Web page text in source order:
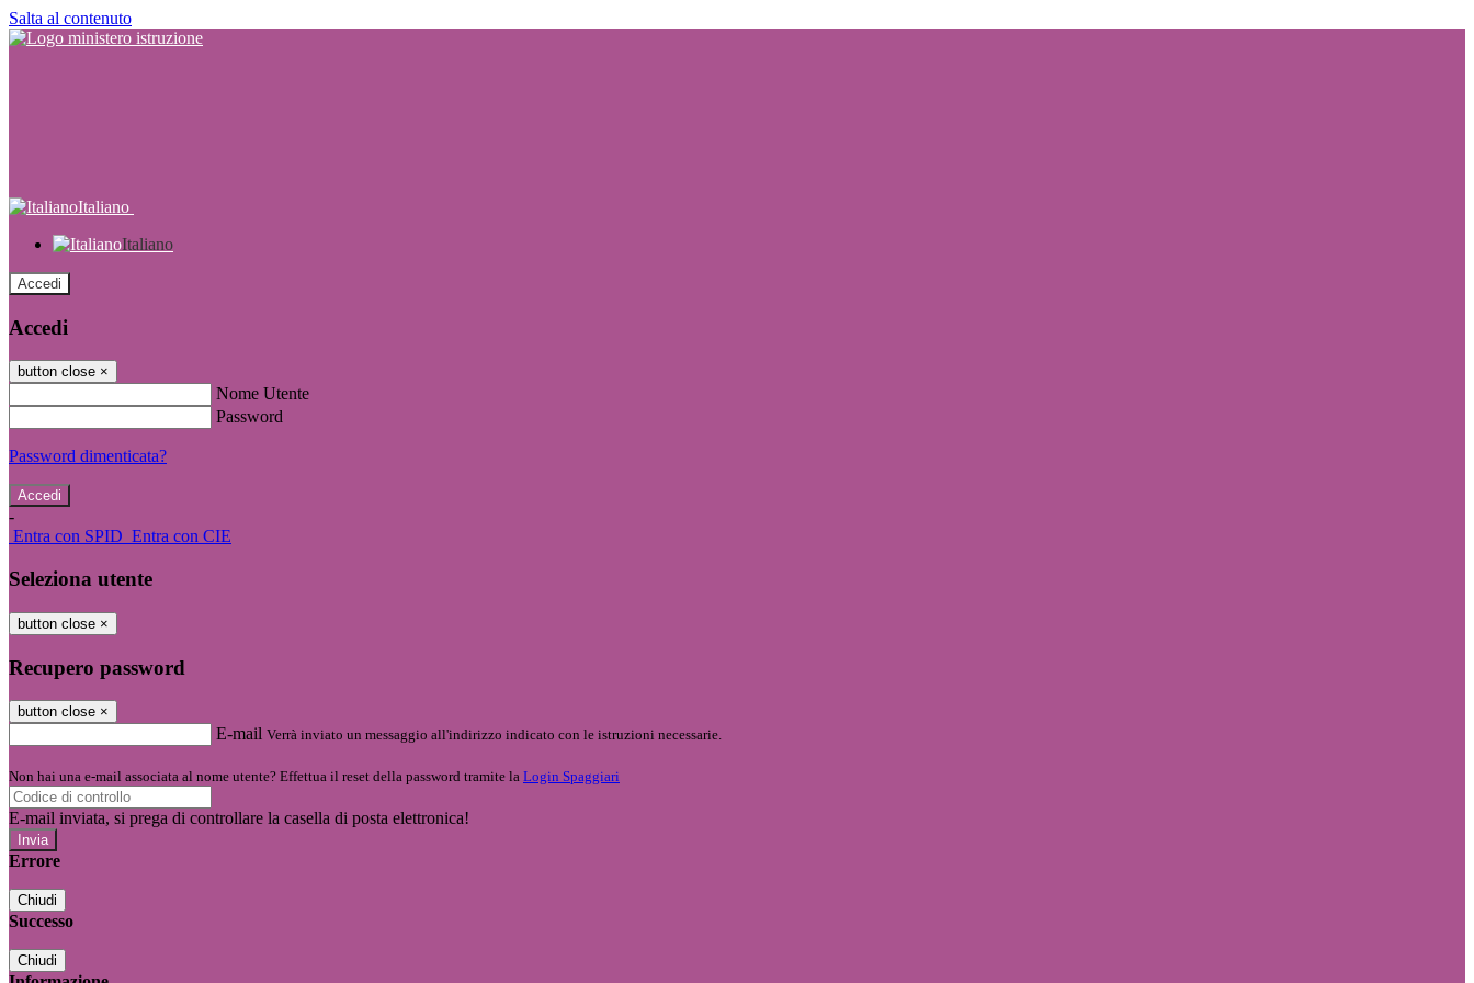
Salta al contenuto
Italiano
Italiano
Accedi
Accedi
button close ×
Nome Utente
Password
Password dimenticata?
-
Entra con SPID Entra con CIE
Seleziona utente
button close ×
Recupero password
button close ×
E-mail Verrà inviato un messaggio all'indirizzo indicato con le istruzioni necessarie.
Non hai una e-mail associata al nome utente? Effettua il reset della password tramite la Login Spaggiari
E-mail inviata, si prega di controllare la casella di posta elettronica!
Errore
Chiudi
Successo
Chiudi